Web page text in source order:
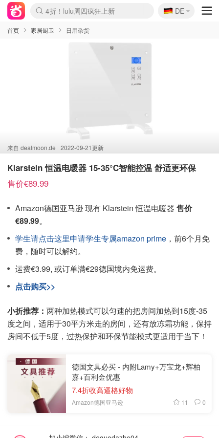
Boticinal 夏促开抢！
4折！lulu周四疯狂上新
还没结束！&OtherStories大促
Joybuy变相75折 随时失效
速领！Stanley独家85折
疑似霸哥！Camper额外叠85折
Zalando 奥莱闪促！每日更新
Moncler反季囤！5折起+叠9折
Coach Brooklyn仅€192
🇩🇪
DE
首页 家居厨卫 日用杂货
来自 dealmoon.de 2022-09-21更新
Klarstein 恒温电暖器 15-35°C智能控温 舒适更环保
售价€89.99
Amazon德国亚马逊 现有 Klarstein 恒温电暖器 售价
€89.99。
学生请点击这里申请学生专属amazon prime ，前6个月免
费，随时可以解约。
运费€3.99, 或订单满€29德国境内免运费。
点击购买>>
小折推荐： 两种加热模式可以匀速的把房间加热到15度-35
度之间，适用于30平方米走的房间，还有放冻霜功能，保持
房间不低于5度，过热保护和环保节能模式更适用于当下！
德国文具必买 - 内附Lamy+万宝龙+辉柏
嘉+百利金优惠
7.4折收高逼格好物
Amazon德国亚马逊 11 0